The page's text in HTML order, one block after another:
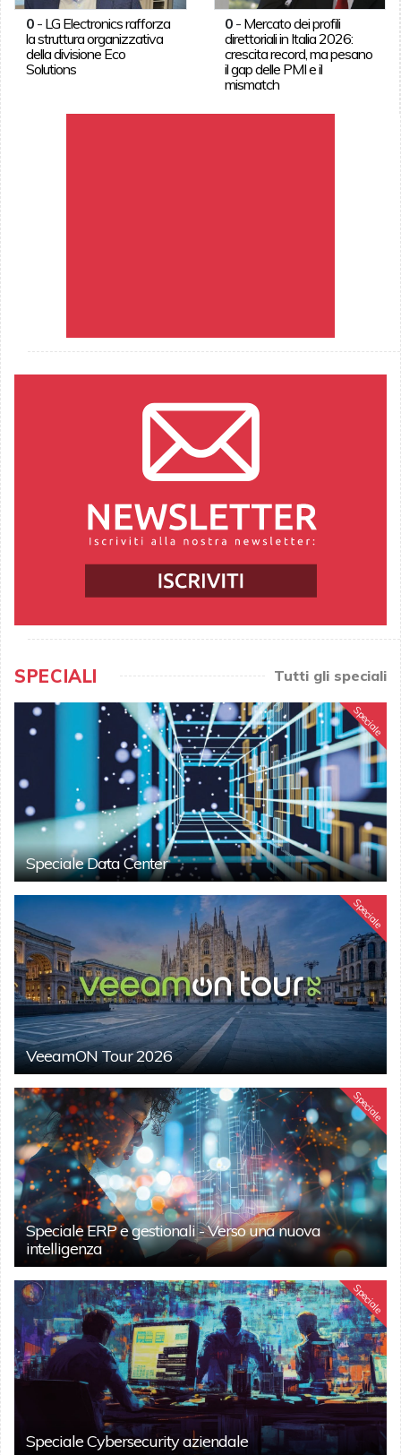
0- LG Electronics rafforza
la struttura organizzativa
della divisione Eco
Solutions
0 - Mercato dei profili
direttoriali in Italia 2026:
crescita record, ma pesano
il gap delle PMI e il
mismatch
SPECIALI Tutti gli speciali
Speciale
Speciale Data Center
Speciale
VeeamON Tour 2026
Speciale
Speciale ERP e gestionali - Verso una nuova
intelligenza
Speciale
Speciale Cybersecurity aziendale